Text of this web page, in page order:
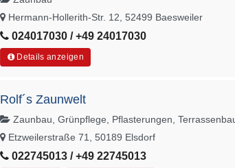
Hermann-Hollerith-Str. 12, 52499 Baesweiler
024017030 / +49 24017030
Details anzeigen
Rolf´s Zaunwelt
Zaunbau, Grünpflege, Pflasterungen,
Etzweilerstraße 71, 50189 Elsdorf
022745013 / +49 22745013